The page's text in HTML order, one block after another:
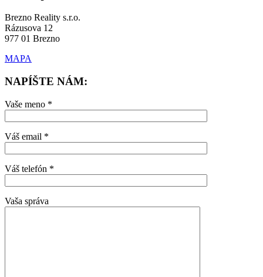
Brezno Reality s.r.o.
Rázusova 12
977 01 Brezno
MAPA
NAPÍŠTE NÁM:
Vaše meno *
Váš email *
Váš telefón *
Vaša správa